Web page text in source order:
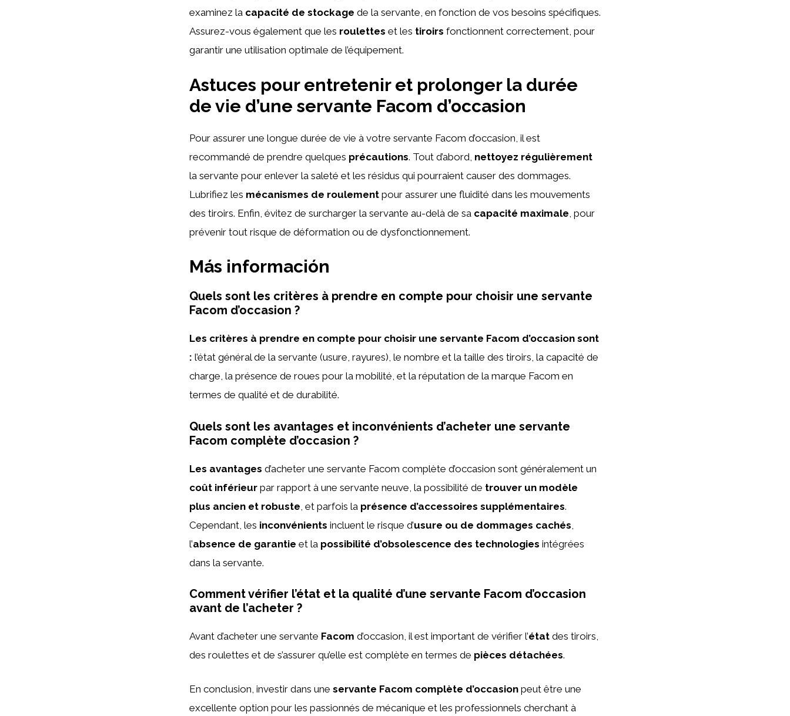
examinez la capacité de stockage de la servante, en fonction de vos besoins spécifiques.
Assurez-vous également que les roulettes et les tiroirs fonctionnent correctement, pour
garantir une utilisation optimale de l’équipement.
Astuces pour entretenir et prolonger la durée
de vie d’une servante Facom d’occasion
Pour assurer une longue durée de vie à votre servante Facom d’occasion, il est
recommandé de prendre quelques précautions. Tout d’abord, nettoyez régulièrement
la servante pour enlever la saleté et les résidus qui pourraient causer des dommages.
Lubrifiez les mécanismes de roulement pour assurer une fluidité dans les mouvements
des tiroirs. Enfin, évitez de surcharger la servante au-delà de sa capacité maximale , pour
prévenir tout risque de déformation ou de dysfonctionnement.
Más información
Quels sont les critères à prendre en compte pour choisir une servante
Facom d’occasion ?
Les critères à prendre en compte pour choisir une servante Facom d’occasion sont
: l’état général de la servante (usure, rayures), le nombre et la taille des tiroirs, la capacité de
charge, la présence de roues pour la mobilité, et la réputation de la marque Facom en
termes de qualité et de durabilité.
Quels sont les avantages et inconvénients d’acheter une servante
Facom complète d’occasion ?
Les avantages d’acheter une servante Facom complète d’occasion sont généralement un
coût inférieur par rapport à une servante neuve, la possibilité de trouver un modèle
plus ancien et robuste , et parfois la présence d’accessoires supplémentaires.
Cependant, les inconvénients incluent le risque d’usure ou de dommages cachés
l’absence de garantie et la possibilité d’obsolescence des technologies intégrées
dans la servante.
Comment vérifier l’état et la qualité d’une servante Facom d’occasion
avant de l’acheter ?
Avant d’acheter une servante Facom d’occasion, il est important de vérifier l’état des tiroirs,
des roulettes et de s’assurer qu’elle est complète en termes de pièces détachées.
En conclusion, investir dans une servante Facom complète d’occasion peut être une
excellente option pour les passionnés de mécanique et les professionnels cherchant à